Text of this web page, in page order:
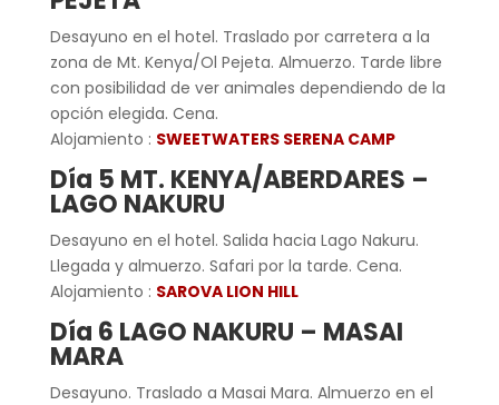
Desayuno en el hotel. Traslado por carretera a la
zona de Mt. Kenya/Ol Pejeta. Almuerzo. Tarde libre
con posibilidad de ver animales dependiendo de la
opción elegida. Cena.
Alojamiento : SWEETWATERS SERENA CAMP
Día 5 MT. KENYA/ABERDARES –
LAGO NAKURU
Desayuno en el hotel. Salida hacia Lago Nakuru.
Llegada y almuerzo. Safari por la tarde. Cena.
Alojamiento : SAROVA LION HILL
Día 6 LAGO NAKURU – MASAI
MARA
Desayuno. Traslado a Masai Mara. Almuerzo en el